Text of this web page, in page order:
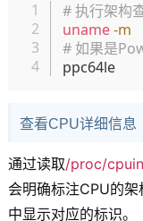
# 执行架构
uname-m
# 如果是
ppc64le
查看CPU详细信息
通过读取/proc/
会明确标注CPU的
中显示对应的标识。